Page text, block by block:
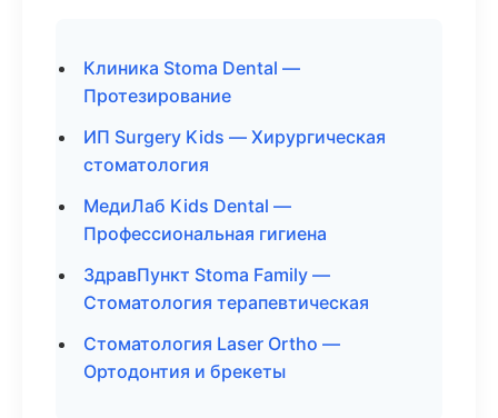
Клиника Stoma Dental —
Протезирование
ИП Surgery Kids — Хирургическая
стоматология
МедиЛаб Kids Dental —
Профессиональная гигиена
ЗдравПункт Stoma Family —
Стоматология терапевтическая
Стоматология Laser Ortho —
Ортодонтия и брекеты